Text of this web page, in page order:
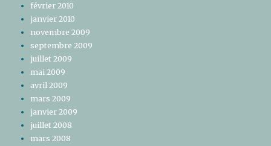
février 2010
janvier 2010
novembre 2009
septembre 2009
juillet 2009
mai 2009
avril 2009
mars 2009
janvier 2009
juillet 2008
mars 2008